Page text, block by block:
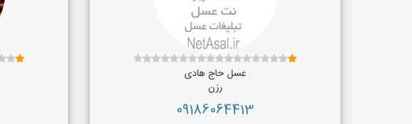
عسل حاج هادی
رزن
09186064413